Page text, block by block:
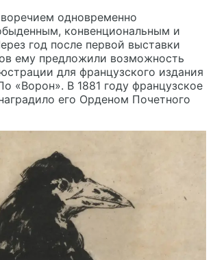
одновременно
конвенциональным и
год после первой выставки
ему предложили возможность
для французского издания
«Ворон». В 1881 году французское
его Орденом Почетного